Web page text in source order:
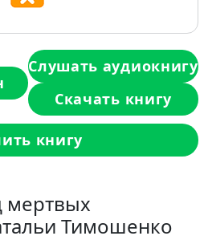
Слушать аудиокнигу
Скачать книгу
книгу
мертвых
Тимошенко